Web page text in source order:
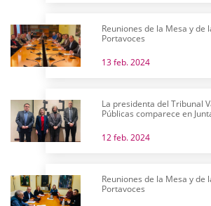
Reuniones de la Mesa y de
Portavoces
13 feb. 2024
La presidenta del Tribunal
Públicas comparece en
12 feb. 2024
Reuniones de la Mesa y de
Portavoces